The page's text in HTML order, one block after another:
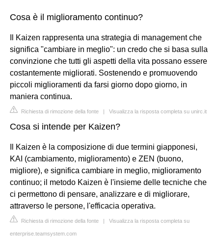
Cosa è il miglioramento continuo?
Il Kaizen rappresenta una strategia di management che
significa "cambiare in meglio": un credo che si basa sulla
convinzione che tutti gli aspetti della vita possano essere
costantemente migliorati. Sostenendo e promuovendo
piccoli miglioramenti da farsi giorno dopo giorno, in
maniera continua.
Richiesta di rimozione della fonte | Visualizza la risposta completa su unirc.it
Cosa si intende per Kaizen?
Il Kaizen è la composizione di due termini giapponesi,
KAI (cambiamento, miglioramento) e ZEN (buono,
migliore), e significa cambiare in meglio, miglioramento
continuo; il metodo Kaizen è l'insieme delle tecniche che
ci permettono di pensare, analizzare e di migliorare,
attraverso le persone, l'efficacia operativa.
Richiesta di rimozione della fonte | Visualizza la risposta completa su
enterprise.teamsystem.com